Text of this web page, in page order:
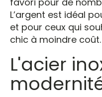
L’argent est idéal
et pour ceux qui
chic à moindre coût.
L'acier